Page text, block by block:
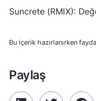
Suncrete (RMIX):
Bu içerik hazırlanırken
Paylaş